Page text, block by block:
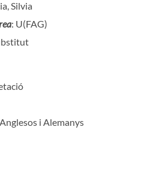
Silvia
: U(FAG)
i Alemanys